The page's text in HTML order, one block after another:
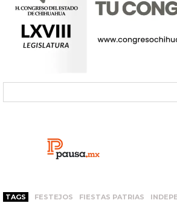
TAGS FESTEJOS FIESTAS PATRIAS